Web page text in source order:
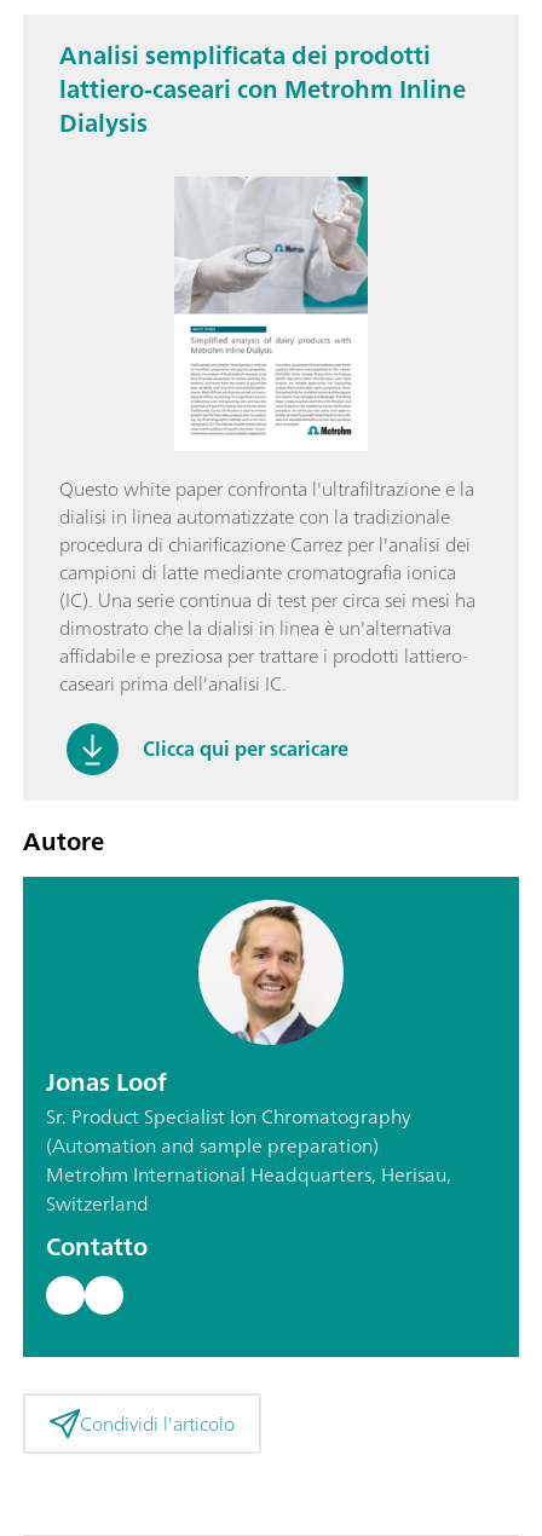
Analisi semplificata dei prodotti
lattiero-caseari con Metrohm Inline
Dialysis
Questo white paper confronta l'ultrafiltrazione e la
dialisi in linea automatizzate con la tradizionale
procedura di chiarificazione Carrez per l'analisi dei
campioni di latte mediante cromatografia ionica
(IC). Una serie continua di test per circa sei mesi ha
dimostrato che la dialisi in linea è un'alternativa
affidabile e preziosa per trattare i prodotti lattiero-
caseari prima dell'analisi IC.
Clicca qui per scaricare
Autore
Jonas Loof
Sr. Product Specialist Ion Chromatography
(Automation and sample preparation)
Metrohm International Headquarters, Herisau,
Switzerland
Contatto
Condividi l'articolo